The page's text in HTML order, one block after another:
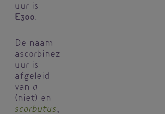
uur is
E300.
De naam
ascorbinez
uur is
afgeleid
van a
(niet) en
scorbutus,